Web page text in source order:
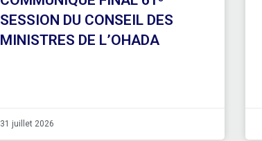
SESSION DU CONSEIL DES
MINISTRES DE L’OHADA
31 juillet 2026